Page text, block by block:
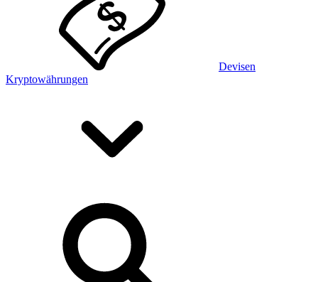
Devisen
Kryptowährungen